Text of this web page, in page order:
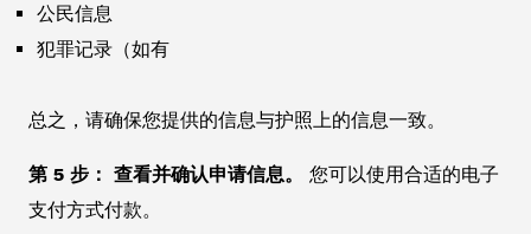
公民信息
犯罪记录（如有
总之，请确保您提供的信息与护照上的信息一致。
第 5 步： 查看并确认申请信息。
您可以使用合适的电子
支付方式付款。